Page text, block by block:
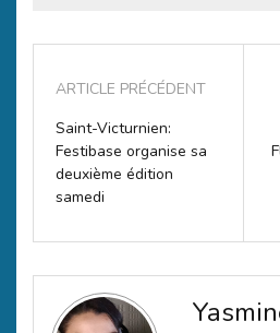
ARTICLE PRÉCÉDENT
Saint-Victurnien:
Festibase organise sa
deuxième édition
samedi